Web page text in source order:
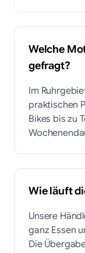
Welche
gefragt?
Im
praktischen
Bikes bis zu
Wie läuft
Unsere
ganz Essen
Die